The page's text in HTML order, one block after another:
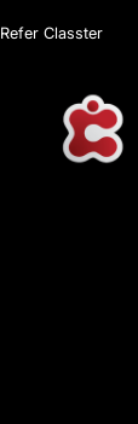
Refer Classter